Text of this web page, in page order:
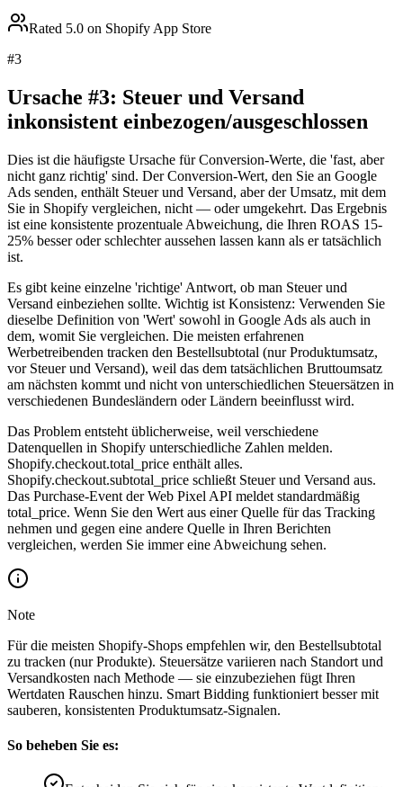
Rated 5.0 on Shopify App Store
#3
Ursache #3: Steuer und Versand
inkonsistent einbezogen/ausgeschlossen
Dies ist die häufigste Ursache für Conversion-Werte, die 'fast, aber
nicht ganz richtig' sind. Der Conversion-Wert, den Sie an Google
Ads senden, enthält Steuer und Versand, aber der Umsatz, mit dem
Sie in Shopify vergleichen, nicht — oder umgekehrt. Das Ergebnis
ist eine konsistente prozentuale Abweichung, die Ihren ROAS 15-
25% besser oder schlechter aussehen lassen kann als er tatsächlich
ist.
Es gibt keine einzelne 'richtige' Antwort, ob man Steuer und
Versand einbeziehen sollte. Wichtig ist Konsistenz: Verwenden Sie
dieselbe Definition von 'Wert' sowohl in Google Ads als auch in
dem, womit Sie vergleichen. Die meisten erfahrenen
Werbetreibenden tracken den Bestellsubtotal (nur Produktumsatz,
vor Steuer und Versand), weil das dem tatsächlichen Bruttoumsatz
am nächsten kommt und nicht von unterschiedlichen Steuersätzen in
verschiedenen Bundesländern oder Ländern beeinflusst wird.
Das Problem entsteht üblicherweise, weil verschiedene
Datenquellen in Shopify unterschiedliche Zahlen melden.
Shopify.checkout.total_price enthält alles.
Shopify.checkout.subtotal_price schließt Steuer und Versand aus.
Das Purchase-Event der Web Pixel API meldet standardmäßig
total_price. Wenn Sie den Wert aus einer Quelle für das Tracking
nehmen und gegen eine andere Quelle in Ihren Berichten
vergleichen, werden Sie immer eine Abweichung sehen.
Note
Für die meisten Shopify-Shops empfehlen wir, den Bestellsubtotal
zu tracken (nur Produkte). Steuersätze variieren nach Standort und
Versandkosten nach Methode — sie einzubeziehen fügt Ihren
Wertdaten Rauschen hinzu. Smart Bidding funktioniert besser mit
sauberen, konsistenten Produktumsatz-Signalen.
So beheben Sie es: